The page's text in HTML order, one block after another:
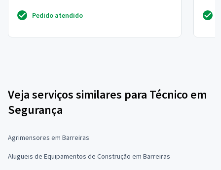
Pedido atendido
Veja serviços similares para Técnico em
Segurança
Agrimensores em Barreiras
Alugueis de Equipamentos de Construção em Barreiras